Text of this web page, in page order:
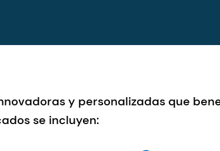
y personalizadas que
se incluyen: